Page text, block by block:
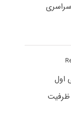
اول
ظرفیت